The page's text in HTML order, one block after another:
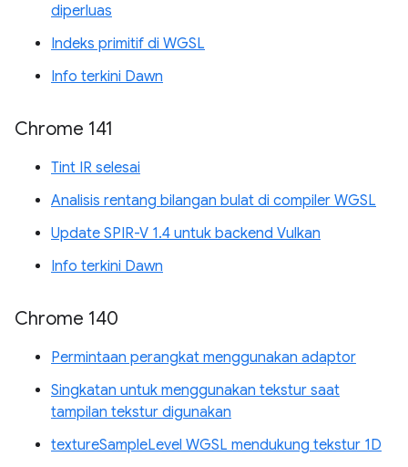
diperluas
Indeks primitif di WGSL
Info terkini Dawn
Chrome 141
Tint IR selesai
Analisis rentang bilangan bulat di compiler WGSL
Update SPIR-V 1.4 untuk backend Vulkan
Info terkini Dawn
Chrome 140
Permintaan perangkat menggunakan adaptor
Singkatan untuk menggunakan tekstur saat
tampilan tekstur digunakan
textureSampleLevel WGSL mendukung tekstur 1D